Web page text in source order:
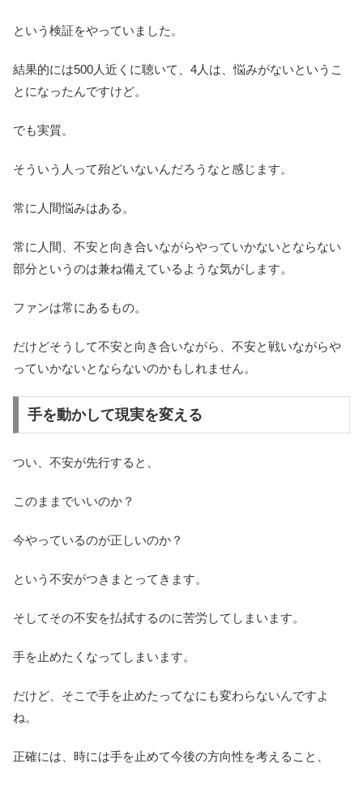
という検証をやっていました。
結果的には500人近くに聴いて、4人は、悩みがないというこ
とになったんですけど。
でも実質。
そういう人って殆どいないんだろうなと感じます。
常に人間悩みはある。
常に人間、不安と向き合いながらやっていかないとならない
部分というのは兼ね備えているような気がします。
ファンは常にあるもの。
だけどそうして不安と向き合いながら、不安と戦いながらや
っていかないとならないのかもしれません。
手を動かして現実を変える
つい、不安が先行すると、
このままでいいのか？
今やっているのが正しいのか？
という不安がつきまとってきます。
そしてその不安を払拭するのに苦労してしまいます。
手を止めたくなってしまいます。
だけど、そこで手を止めたってなにも変わらないんですよ
ね。
正確には、時には手を止めて今後の方向性を考えること、